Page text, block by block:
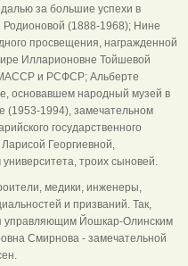
за большие успехи в
(1888-1968); Нине
просвещения, награжденной
Илларионовне Тойшевой
и РСФСР; Альберте
основавшем народный музей в
(1953-1994), замечательном
государственного
Георгиевной,
троих сыновей.
медики, инженеры,
и призваний. Так,
управляющим Йошкар-Олинским
Смирнова - замечательной